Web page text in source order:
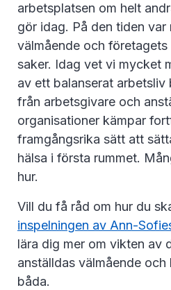
arbetsplatsen om helt
gör idag. På den tiden var
välmående och
saker. Idag vet vi mycket
av ett balanserat arbetsliv
från arbetsgivare och
organisationer kämpar
framgångsrika sätt att
hälsa i första rummet.
hur.
Vill du få råd om hur du
inspelningen av Ann-
lära dig mer om vikten av
anställdas välmående och
båda.